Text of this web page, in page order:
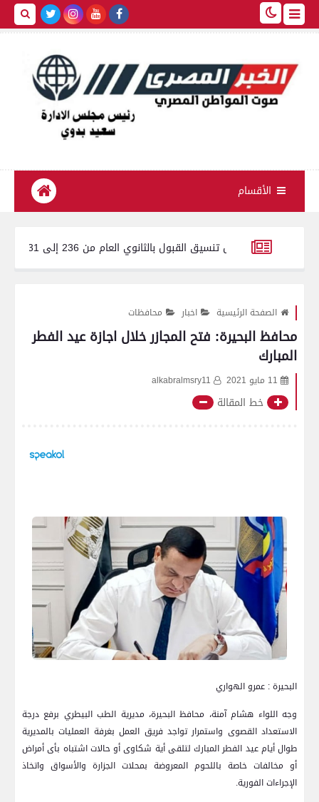
الأقسام
القبول بالثانوي العام من 236 إلى 231 درجة .. والخدمات من 210 درجة إلى 209
الصفحة الرئيسية اخبار محافظات
محافظ البحيرة: فتح المجازر خلال اجازة عيد الفطر
المبارك
11 مايو 2021 alkabralmsry11
خط المقالة
البحيرة : عمرو الهواري
وجه اللواء هشام آمنة، محافظ البحيرة، مديرية الطب البيطري برفع درجة
الاستعداد القصوى واستمرار تواجد فريق العمل بغرفة العمليات بالمديرية
طوال أيام عيد الفطر المبارك لتلقى أية شكاوى أو حالات اشتباه بأى أمراض
أو مخالفات خاصة باللحوم المعروضة بمحلات الجزارة والأسواق واتخاذ
الإجراءات الفورية.